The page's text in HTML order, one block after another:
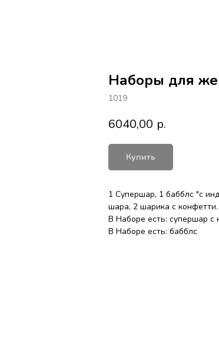
Наборы для
1019
6040,00 р.
Купить
1 Супершар, 1 бабблс "с
шара, 2 шарика с конфетти.
В Наборе есть: супершар с
В Наборе есть: бабблс